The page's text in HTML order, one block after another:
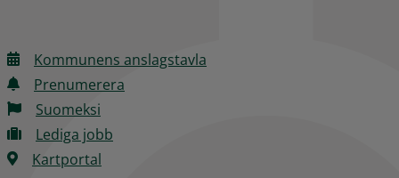
Kommunens anslagstavla
Prenumerera
Suomeksi
Lediga jobb
Kartportal